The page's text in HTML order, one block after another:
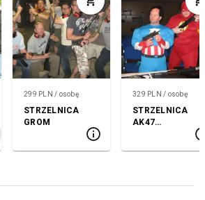
299 PLN / osobę
STRZELNICA
GROM
329 PLN / osobę
STRZELNICA
AK47
KALASHNIKOV